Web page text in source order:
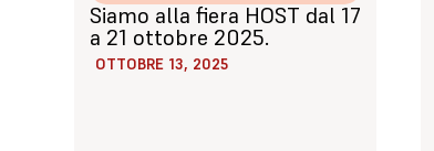
Siamo alla fiera HOST dal 17
a 21 ottobre 2025.
OTTOBRE 13, 2025